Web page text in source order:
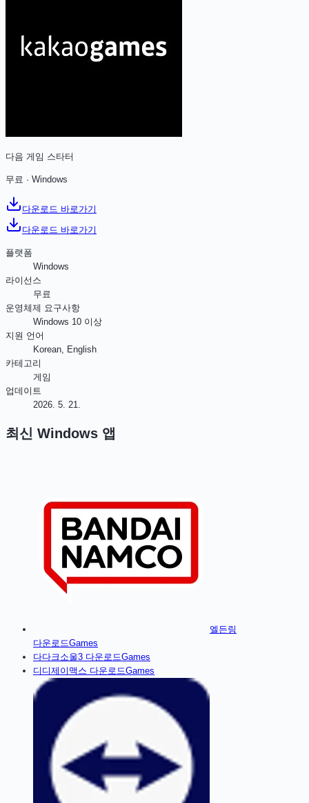
다음 게임 스타터
무료 · Windows
다운로드 바로가기
다운로드 바로가기
플랫폼
Windows
라이선스
무료
운영체제 요구사항
Windows 10 이상
지원 언어
Korean, English
카테고리
게임
업데이트
2026. 5. 21.
최신 Windows 앱
엘든링
다운로드Games
다다크소울3 다운로드Games
디 디제이맥스 다운로드Games